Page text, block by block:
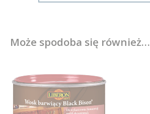
Może spodoba się również…